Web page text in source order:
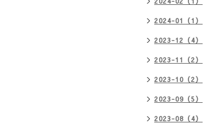
2024-01（1）
2023-12（4）
2023-11（2）
2023-10（2）
2023-09（5）
2023-08（4）